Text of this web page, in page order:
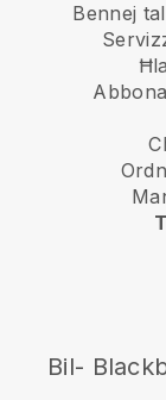
Bennej
Bil-